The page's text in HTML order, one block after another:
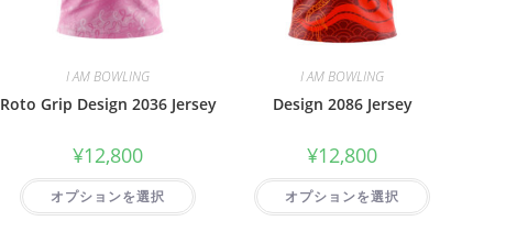
I AM BOWLING
Roto Grip Design 2036 Jersey
¥12,800
オプションを選択
I AM BOWLING
Design 2086 Jersey
¥12,800
オプションを選択